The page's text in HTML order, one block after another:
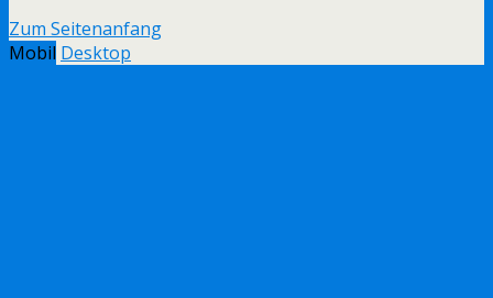
Zum Seitenanfang
Mobil Desktop